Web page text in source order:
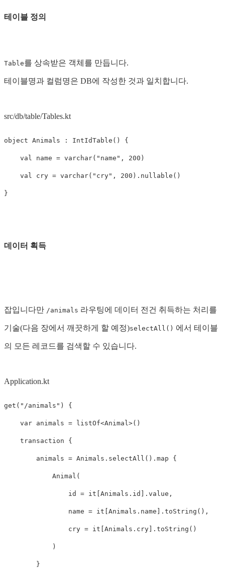
테이블 정의
Table를 상속받은 객체를 만듭니다.
테이블명과 컬럼명은 DB에 작성한 것과 일치합니다.
src/db/table/Tables.kt
object Animals : IntIdTable () {
val name = varchar( "name" , 200 )
val cry = varchar( "cry" , 200 ). nullable ()
}
데이터 획득
잡입니다만 /animals 라우팅에 데이터 전건 취득하는 처리를
기술(다음 장에서 깨끗하게 할 예정)selectAll() 에서 테이블
의 모든 레코드를 검색할 수 있습니다.
Application.kt
get ( "/animals" ) {
var animals = listOf<Animal >()
transaction {
animals = Animals . selectAll (). map {
Animal (
id = it [Animals . id ]. value ,
name = it [Animals . name ]. toString (),
cry = it [Animals . cry]. toString ()
)
}